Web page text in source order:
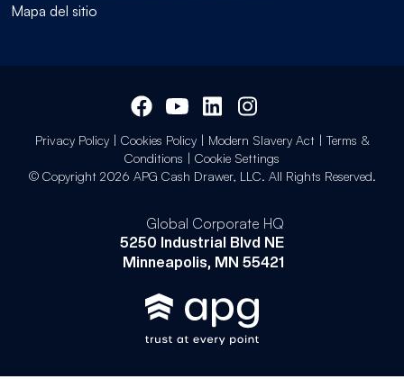
Mapa del sitio
Privacy Policy| Cookies Policy| Modern Slavery Act| Terms &
Conditions | Cookie Settings
© Copyright 2026 APG Cash Drawer, LLC. All Rights Reserved.
Global Corporate HQ
5250 Industrial Blvd NE
Minneapolis, MN 55421